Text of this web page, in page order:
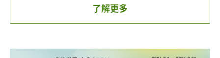
體重」改變，每減少0.5公斤，必須在運動期間或運
動之後補充750毫升的水分。萬一無法監測體重時，
遲遲沒有想要上廁所，都是水分不足的現象，需要
若從事的運動強度較低，出汗量並沒有像預期中的
領券：至門市掃描活動跳卡QR Code領取40元優惠
券，或於LINE錢包 / LINE Pay App「好康地圖-生
用券：以LINE Pay付款且單筆消費滿 500 元折抵40
了解更多